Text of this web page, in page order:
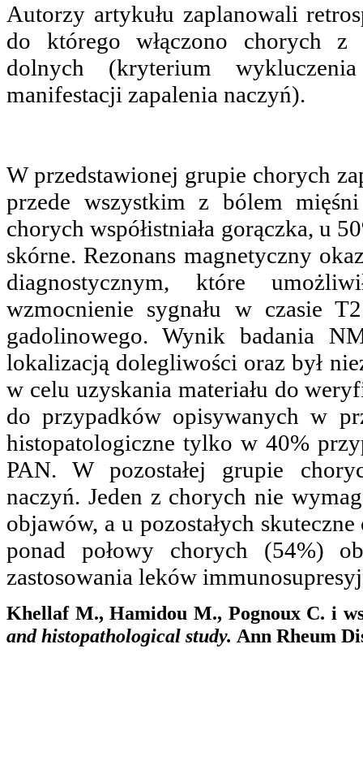
Autorzy artykułu zaplanowali
do którego włączono chorych z
dolnych (kryterium
manifestacji zapalenia naczyń).
W przedstawionej grupie chorych
przede wszystkim z bólem
chorych współistniała gorączka, u
skórne. Rezonans magnetyczny
diagnostycznym, które
wzmocnienie sygnału w czasie
gadolinowego. Wynik badania
lokalizacją dolegliwości oraz był
w celu uzyskania materiału do
do przypadków opisywanych w
histopatologiczne tylko w 40%
PAN. W pozostałej grupie
naczyń. Jeden z chorych nie
objawów, a u pozostałych
ponad połowy chorych (54%)
zastosowania leków
Khellaf M., Hamidou M., Pognoux C. i
and histopathological study. Ann Rheum